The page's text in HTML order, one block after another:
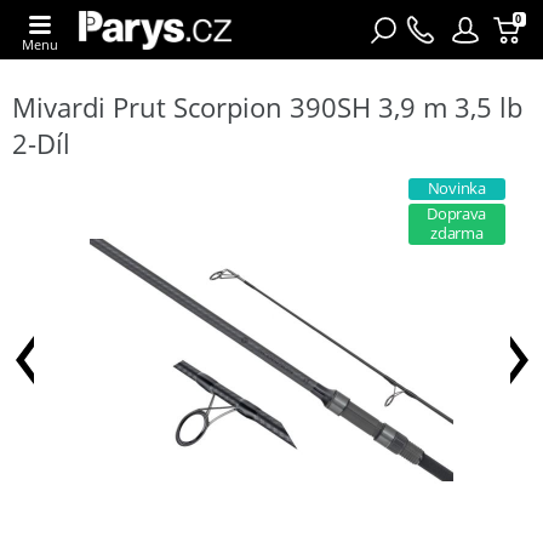
0
Menu
Mivardi Prut Scorpion 390SH 3,9 m 3,5 lb
2-Díl
Novinka
Doprava
zdarma